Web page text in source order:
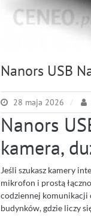
Nanors USB
28 maja 2026
Nanors
kamera,
Jeśli szukasz kamery
mikrofon i prostą
codziennej komunikacji
budynków, gdzie liczy